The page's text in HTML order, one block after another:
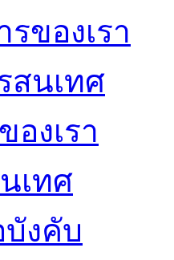
ของเรา
สนเทศ
องเรา
เทศ
บังคับ